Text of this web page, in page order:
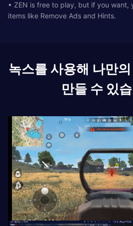
• ZEN is free to play, but if you want,
items like Remove Ads and Hints.
녹스를 사용해 나만
만들 수 있